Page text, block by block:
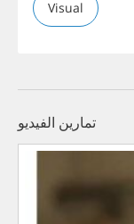
Visual
تمارين الفيديو